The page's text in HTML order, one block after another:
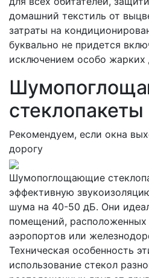
домашний текстиль от
затраты на
буквально не придется
исключением особо жарких
стеклопакеты
Рекомендуем, если окна
дорогу
Шумопоглощающие
эффективную
шума на 40-50 дБ. Они
помещений,
аэропортов или
Техническая особенность
использование стекол